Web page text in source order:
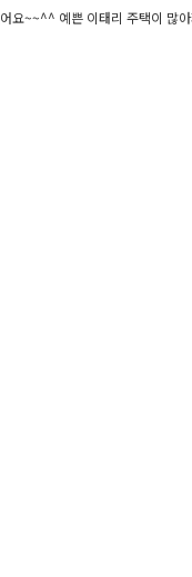
요~~^^ 예쁜 이태리 주택이 많